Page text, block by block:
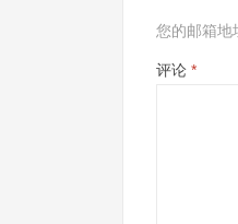
您的邮箱地
评论 *